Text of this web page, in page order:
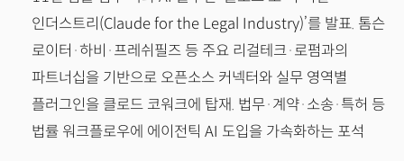
인더스트리(Claude for the Legal Industry)’를 발표. 톰슨
로이터·하비·프레쉬필즈 등 주요 리걸테크·로펌과의
파트너십을 기반으로 오픈소스 커넥터와 실무 영역별
플러그인을 클로드 코워크에 탑재. 법무·계약·소송·특허 등
법률 워크플로우에 에이전틱 AI 도입을 가속화하는 포석